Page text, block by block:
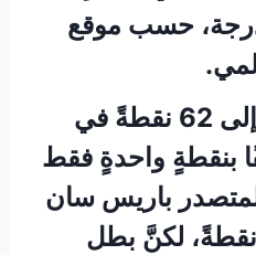
حصل على 8.6 درجة، حسب موقع
ورفع لانس رصيده إلى 62 نقطةً في
بنقطةٍ واحدةٍ فقط
باريس سان
جيرمان برصيد 63 نقطةً، لكنَّ بطل